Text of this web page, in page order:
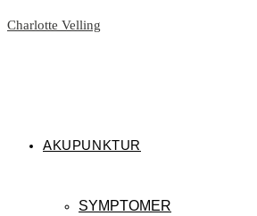
Skip
Charlotte Velling
AKUPUNKTUR
SYMPTOMER